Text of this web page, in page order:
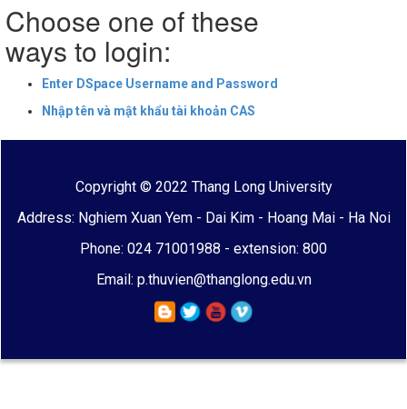
Choose one of these
ways to login:
Enter DSpace Username and Password
Nhập tên và mật khẩu tài khoản CAS
Copyright © 2022 Thang Long University
Address: Nghiem Xuan Yem - Dai Kim - Hoang Mai - Ha Noi
Phone: 024 71001988 - extension: 800
Email: p.thuvien@thanglong.edu.vn